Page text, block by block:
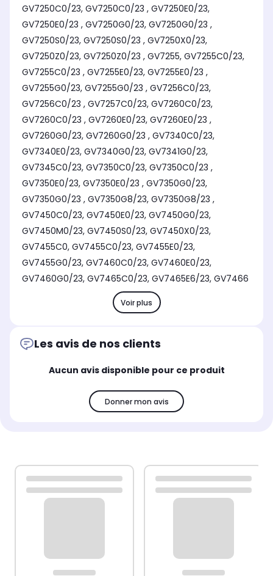
GV7250C0/23, GV7250C0/23 , GV7250E0/23,
GV7250E0/23 , GV7250G0/23, GV7250G0/23 ,
GV7250S0/23, GV7250S0/23 , GV7250X0/23,
GV7250Z0/23, GV7250Z0/23 , GV7255, GV7255C0/23,
GV7255C0/23 , GV7255E0/23, GV7255E0/23 ,
GV7255G0/23, GV7255G0/23 , GV7256C0/23,
GV7256C0/23 , GV7257C0/23, GV7260C0/23,
GV7260C0/23 , GV7260E0/23, GV7260E0/23 ,
GV7260G0/23, GV7260G0/23 , GV7340C0/23,
GV7340E0/23, GV7340G0/23, GV7341G0/23,
GV7345C0/23, GV7350C0/23, GV7350C0/23 ,
GV7350E0/23, GV7350E0/23 , GV7350G0/23,
GV7350G0/23 , GV7350G8/23, GV7350G8/23 ,
GV7450C0/23, GV7450E0/23, GV7450G0/23,
GV7450M0/23, GV7450S0/23, GV7450X0/23,
GV7455C0, GV7455C0/23, GV7455E0/23,
GV7455G0/23, GV7460C0/23, GV7460E0/23,
GV7460G0/23, GV7465C0/23, GV7465E6/23, GV7466
Voir plus
Les avis de nos clients
Aucun avis disponible pour ce produit
Donner mon avis